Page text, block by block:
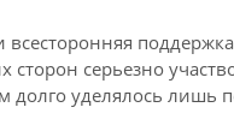
всесторонняя
сторон серьезно
долго уделялось лишь